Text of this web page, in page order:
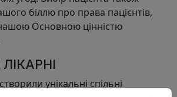
біллю про права пацієнтів,
Основною цінністю
унікальні спільні